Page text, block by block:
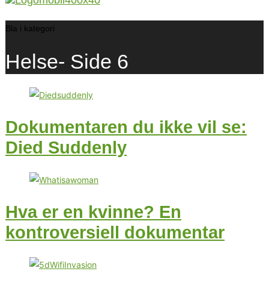
Bla i kategori
Helse- Side 6
Dokumentaren du ikke vil se:
Died Suddenly
Hva er en kvinne? En
kontroversiell dokumentar